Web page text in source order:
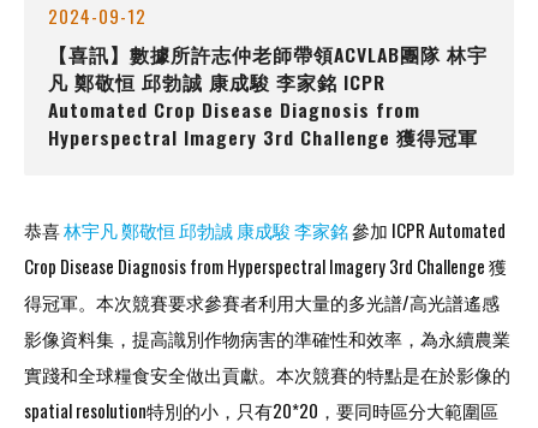
2024-09-12
【喜訊】數據所許志仲老師帶領ACVLAB團隊 林宇
凡 鄭敬恒 邱勃誠 康成駿 李家銘 ICPR
Automated Crop Disease Diagnosis from
Hyperspectral Imagery 3rd Challenge 獲得冠軍
恭喜林宇凡鄭敬恒邱勃誠 康成駿李家銘參加 ICPR Automated
Crop Disease Diagnosis from Hyperspectral Imagery 3rd Challenge 獲
得冠軍。本次競賽要求參賽者利用大量的多光譜/高光譜遙感
影像資料集，提高識別作物病害的準確性和效率，為永續農業
實踐和全球糧食安全做出貢獻。本次競賽的特點是在於影像的
spatial resolution特別的小，只有20*20，要同時區分大範圍區